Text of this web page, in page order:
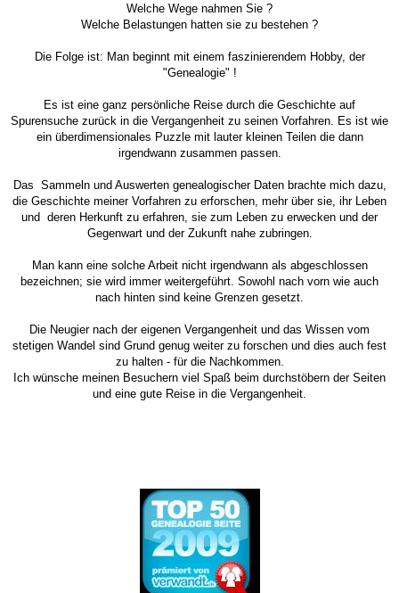
Welche Wege nahmen Sie ?
Welche Belastungen hatten sie zu bestehen ?
Die Folge ist: Man beginnt mit einem faszinierendem Hobby, der
"Genealogie" !
Es ist eine ganz persönliche Reise durch die Geschichte auf
Spurensuche zurück in die Vergangenheit zu seinen Vorfahren. Es ist wie
ein überdimensionales Puzzle mit lauter kleinen Teilen die dann
irgendwann zusammen passen.
Das Sammeln und Auswerten genealogischer Daten brachte mich dazu,
die Geschichte meiner Vorfahren zu erforschen, mehr über sie, ihr Leben
und deren Herkunft zu erfahren, sie zum Leben zu erwecken und der
Gegenwart und der Zukunft nahe zubringen.
Man kann eine solche Arbeit nicht irgendwann als abgeschlossen
bezeichnen; sie wird immer weitergeführt. Sowohl nach vorn wie auch
nach hinten sind keine Grenzen gesetzt.
Die Neugier nach der eigenen Vergangenheit und das Wissen vom
stetigen Wandel sind Grund genug weiter zu forschen und dies auch fest
zu halten - für die Nachkommen.
Ich wünsche meinen Besuchern viel Spaß beim durchstöbern der Seiten
und eine gute Reise in die Vergangenheit.